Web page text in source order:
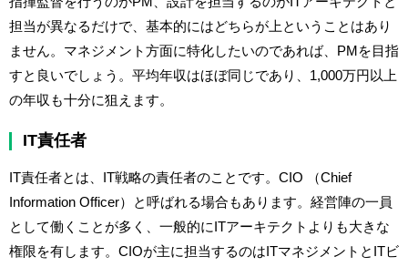
担当が異なるだけで、基本的にはどちらが上ということはあり
ません。マネジメント方面に特化したいのであれば、PMを目指
すと良いでしょう。平均年収はほぼ同じであり、1,000万円以上
の年収も十分に狙えます。
IT責任者
IT責任者とは、IT戦略の責任者のことです。CIO （Chief
Information Officer）と呼ばれる場合もあります。経営陣の一員
として働くことが多く、一般的にITアーキテクトよりも大きな
権限を有します。CIOが主に担当するのはITマネジメントとITビ